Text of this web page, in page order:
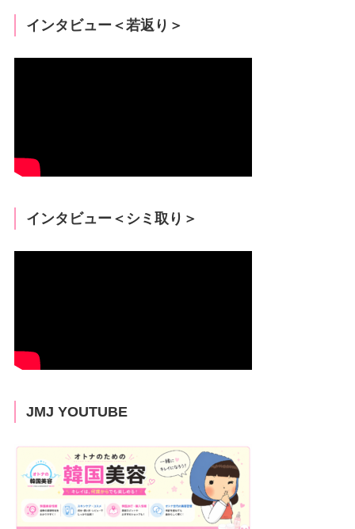
インタビュー＜若返り＞
インタビュー＜シミ取り＞
JMJ YOUTUBE